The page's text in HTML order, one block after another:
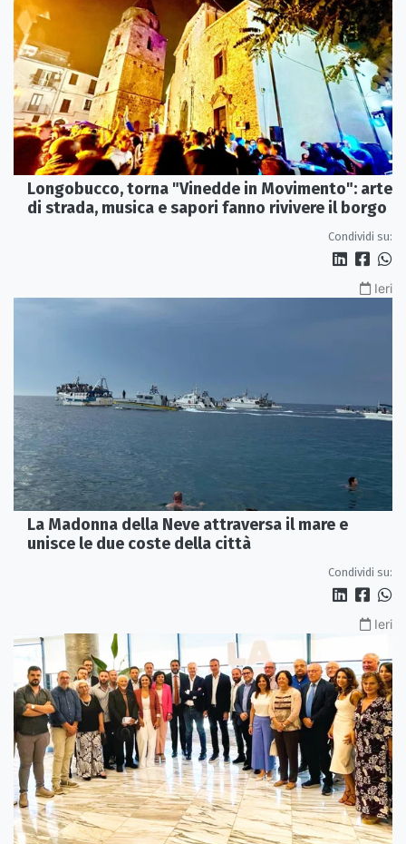
Longobucco, torna "Vinedde in Movimento": arte
di strada, musica e sapori fanno rivivere il borgo
Condividi su:
Ieri
La Madonna della Neve attraversa il mare e
unisce le due coste della città
Condividi su:
Ieri